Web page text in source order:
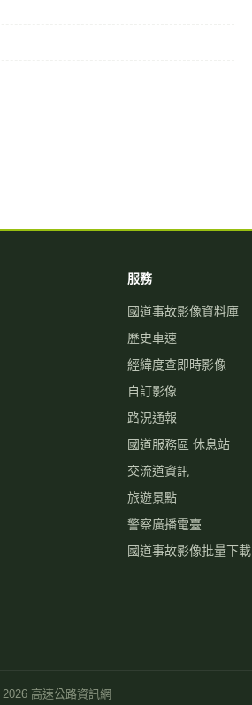
服務
國道事故影像資料庫
歷史車速
經緯度查即時影像
自訂影像
路況通報
國道服務區 休息站
交流道資訊
旅遊景點
警察廣播電臺
國道事故影像批量下載
2026高速公路資訊網